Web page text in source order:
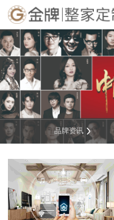
品牌资讯